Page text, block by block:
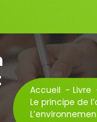
Accueil - Livre
Le principe de